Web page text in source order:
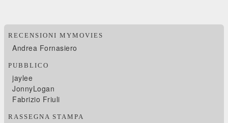
RECENSIONI MYMOVIES
Andrea Fornasiero
PUBBLICO
jaylee
JonnyLogan
Fabrizio Friuli
RASSEGNA STAMPA